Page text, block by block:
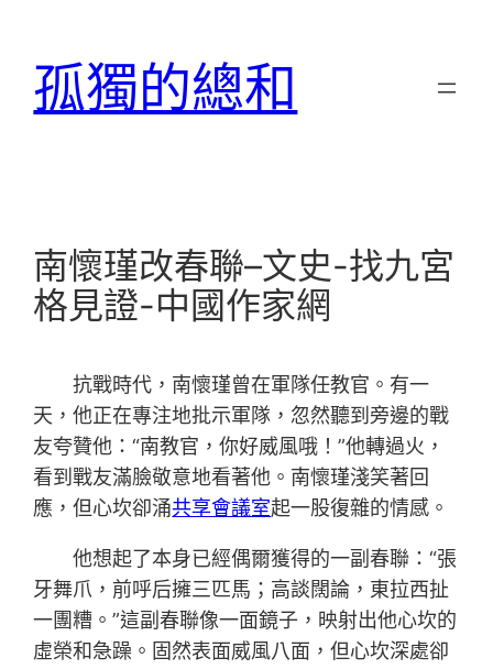
孤獨的總和
南懷瑾改春聯–文史-找九宮
格見證-中國作家網
抗戰時代，南懷瑾曾在軍隊任教官。有一
天，他正在專注地批示軍隊，忽然聽到旁邊的戰
友夸贊他：“南教官，你好威風哦！”他轉過火，
看到戰友滿臉敬意地看著他。南懷瑾淺笑著回
應，但心坎卻涌共享會議室起一股復雜的情感。
他想起了本身已經偶爾獲得的一副春聯：“張
牙舞爪，前呼后擁三匹馬；高談闊論，東拉西扯
一團糟。”這副春聯像一面鏡子，映射出他心坎的
虛榮和急躁。固然表面威風八面，但心坎深處卻